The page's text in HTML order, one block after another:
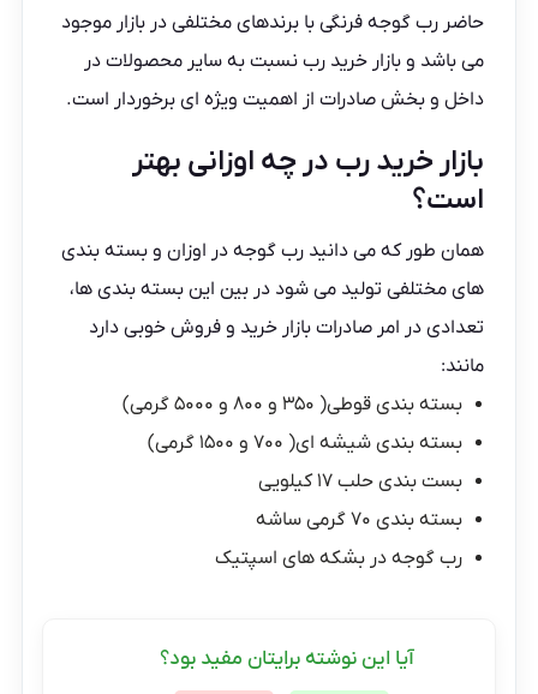
حاضر رب گوجه فرنگی با برندهای مختلفی در بازار موجود
می باشد و بازار خرید رب نسبت به سایر محصولات در
داخل و بخش صادرات از اهمیت ویژه ای برخوردار است.
بازار خرید رب در چه اوزانی بهتر
است؟
همان طور که می دانید رب گوجه در اوزان و بسته بندی
های مختلفی تولید می شود در بین این بسته بندی ها،
تعدادی در امر صادرات بازار خرید و فروش خوبی دارد
مانند:
بسته بندی قوطی( ۳۵۰ و ۸۰۰ و ۵۰۰۰ گرمی)
بسته بندی شیشه ای( ۷۰۰ و ۱۵۰۰ گرمی)
بست بندی حلب ۱۷ کیلویی
بسته بندی ۷۰ گرمی ساشه
رب گوجه در بشکه های اسپتیک
آیا این نوشته برایتان مفید بود؟